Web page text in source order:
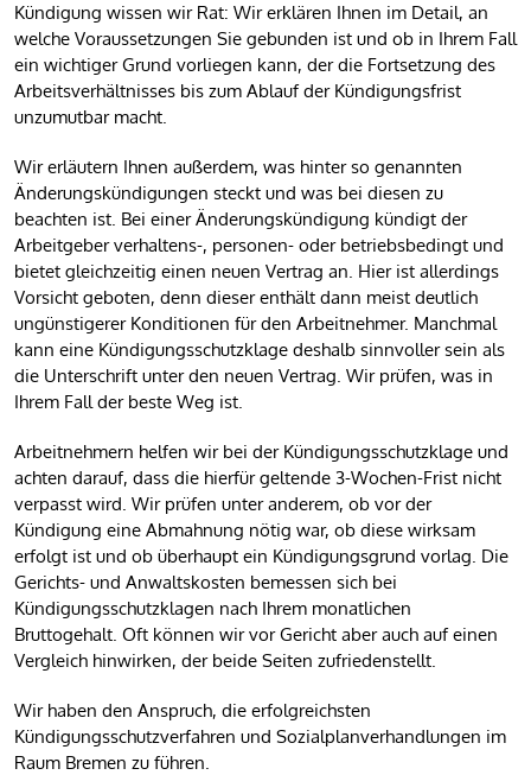
Kündigung wissen wir Rat: Wir erklären Ihnen im Detail, an
welche Voraussetzungen Sie gebunden ist und ob in Ihrem Fall
ein wichtiger Grund vorliegen kann, der die Fortsetzung des
Arbeitsverhältnisses bis zum Ablauf der Kündigungsfrist
unzumutbar macht.
Wir erläutern Ihnen außerdem, was hinter so genannten
Änderungskündigungen steckt und was bei diesen zu
beachten ist. Bei einer Änderungskündigung kündigt der
Arbeitgeber verhaltens-, personen- oder betriebsbedingt und
bietet gleichzeitig einen neuen Vertrag an. Hier ist allerdings
Vorsicht geboten, denn dieser enthält dann meist deutlich
ungünstigerer Konditionen für den Arbeitnehmer. Manchmal
kann eine Kündigungsschutzklage deshalb sinnvoller sein als
die Unterschrift unter den neuen Vertrag. Wir prüfen, was in
Ihrem Fall der beste Weg ist.
Arbeitnehmern helfen wir bei der Kündigungsschutzklage und
achten darauf, dass die hierfür geltende 3-Wochen-Frist nicht
verpasst wird. Wir prüfen unter anderem, ob vor der
Kündigung eine Abmahnung nötig war, ob diese wirksam
erfolgt ist und ob überhaupt ein Kündigungsgrund vorlag. Die
Gerichts- und Anwaltskosten bemessen sich bei
Kündigungsschutzklagen nach Ihrem monatlichen
Bruttogehalt. Oft können wir vor Gericht aber auch auf einen
Vergleich hinwirken, der beide Seiten zufriedenstellt.
Wir haben den Anspruch, die erfolgreichsten
Kündigungsschutzverfahren und Sozialplanverhandlungen im
Raum Bremen zu führen.